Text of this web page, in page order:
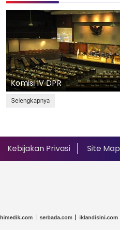
Komisi IV DPR
Selengkapnya
Kebijakan Privasi Site Map
himedik.com serbada.com iklandisini.com